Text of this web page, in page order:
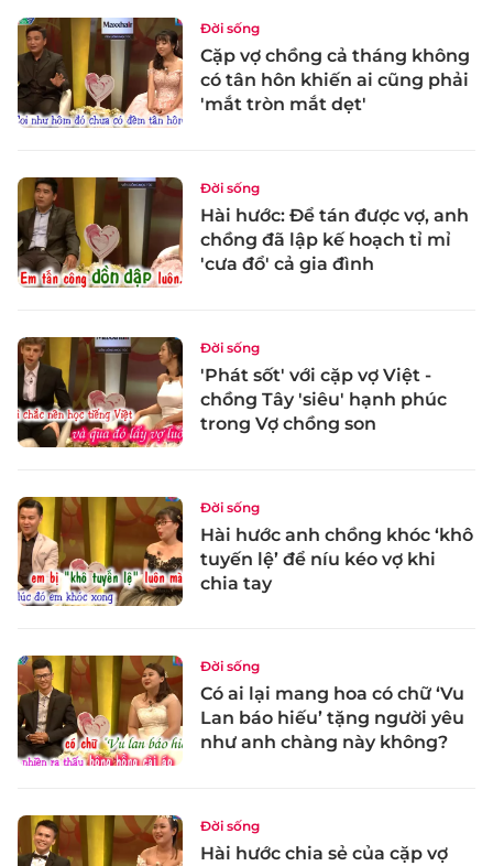
Đời sống
Cặp vợ chồng cả tháng không
có tân hôn khiến ai cũng phải
'mắt tròn mắt dẹt'
Đời sống
Hài hước: Để tán được vợ, anh
chồng đã lập kế hoạch tỉ mỉ
'cưa đổ' cả gia đình
Đời sống
'Phát sốt' với cặp vợ Việt -
chồng Tây 'siêu' hạnh phúc
trong Vợ chồng son
Đời sống
Hài hước anh chồng khóc ‘khô
tuyến lệ’ để níu kéo vợ khi
chia tay
Đời sống
Có ai lại mang hoa có chữ ‘Vu
Lan báo hiếu’ tặng người yêu
như anh chàng này không?
Đời sống
Hài hước chia sẻ của cặp vợ